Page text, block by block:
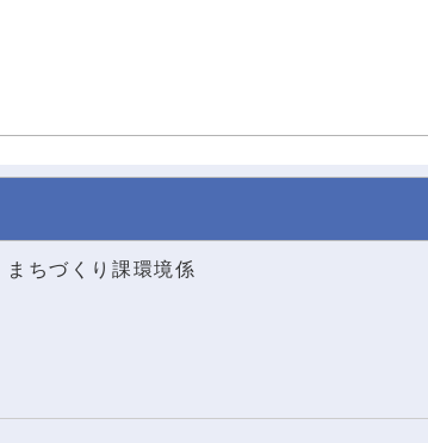
ちづくり課環境係